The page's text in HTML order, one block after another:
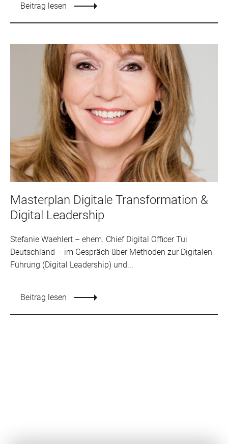
Beitrag lesen
Masterplan Digitale Transformation &
Digital Leadership
Stefanie Waehlert – ehem. Chief Digital Officer Tui
Deutschland – im Gespräch über Methoden zur Digitalen
Führung (Digital Leadership) und...
Beitrag lesen